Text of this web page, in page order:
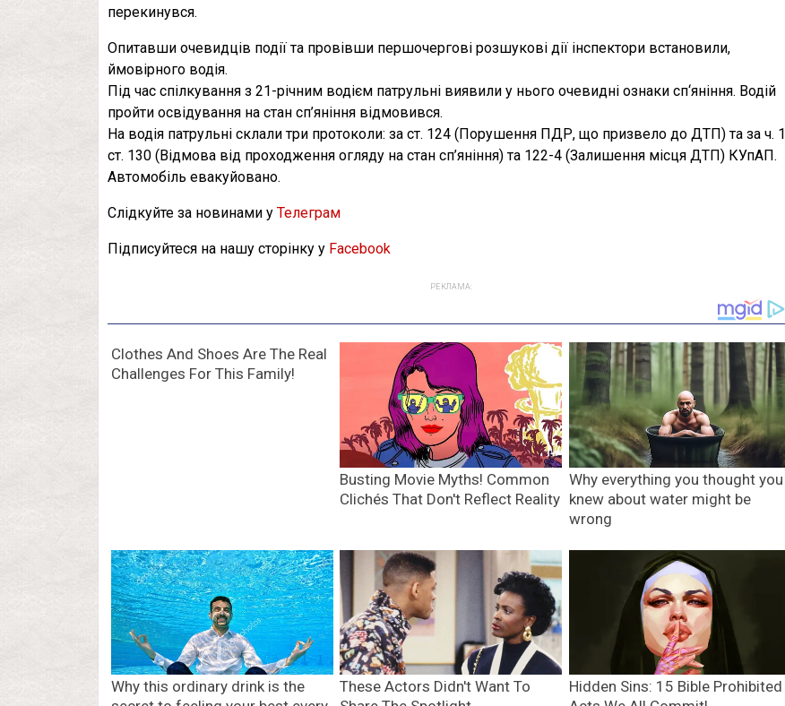
перекинувся.
Опитавши очевидців події та провівши першочергові розшукові дії інспектори встановили,
ймовірного водія.
Під час спілкування з 21-річним водієм патрульні виявили у нього очевидні ознаки сп‘яніння. Водій
пройти освідування на стан сп’яніння відмовився.
На водія патрульні склали три протоколи: за ст. 124 (Порушення ПДР, що призвело до ДТП) та за ч. 1
ст. 130 (Відмова від проходження огляду на стан сп’яніння) та 122-4 (Залишення місця ДТП) КУпАП.
Автомобіль евакуйовано.
Слідкуйте за новинами у Телеграм
Підписуйтеся на нашу сторінку у Facebook
РЕКЛАМА: